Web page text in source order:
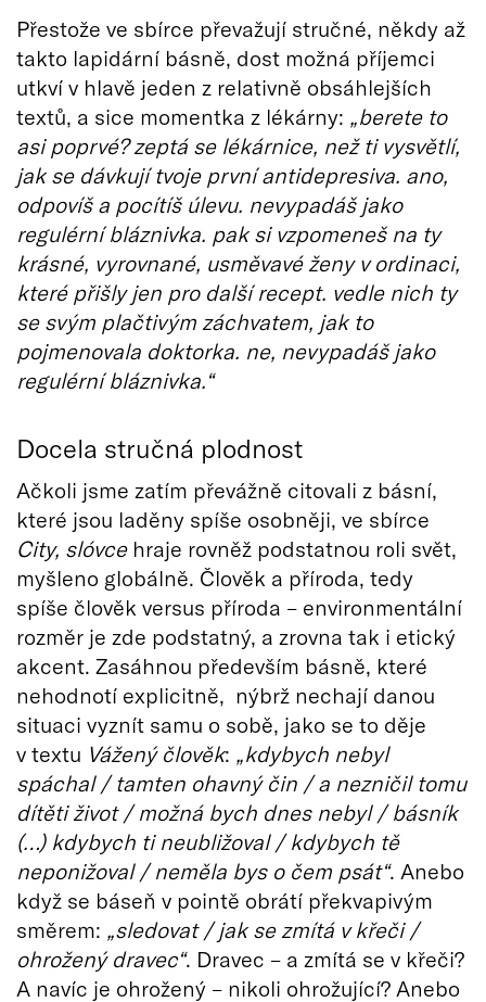
Přestože ve sbírce převažují stručné, někdy až
takto lapidární básně, dost možná příjemci
utkví v hlavě jeden z relativně obsáhlejších
textů, a sice momentka z lékárny: „berete to
asi poprvé? zeptá se lékárnice, než ti vysvětlí,
jak se dávkují tvoje první antidepresiva. ano,
odpovíš a pocítíš úlevu. nevypadáš jako
regulérní bláznivka. pak si vzpomeneš na ty
krásné, vyrovnané, usměvavé ženy v ordinaci,
které přišly jen pro další recept. vedle nich ty
se svým plačtivým záchvatem, jak to
pojmenovala doktorka. ne, nevypadáš jako
regulérní bláznivka.“
Docela stručná plodnost
Ačkoli jsme zatím převážně citovali z básní,
které jsou laděny spíše osobněji, ve sbírce
City, slóvcehraje rovněž podstatnou roli svět,
myšleno globálně. Člověk a příroda, tedy
spíše člověk versus příroda – environmentální
rozměr je zde podstatný, a zrovna tak i etický
akcent. Zasáhnou především básně, které
nehodnotí explicitně, nýbrž nechají danou
situaci vyznít samu o sobě, jako se to děje
v textu Vážený člověk: „kdybych nebyl
spáchal / tamten ohavný čin / a nezničil tomu
dítěti život / možná bych dnes nebyl / básník
(…) kdybych ti neubližoval / kdybych tě
neponižoval / neměla bys o čem psát“. Anebo
když se báseň v pointě obrátí překvapivým
směrem: „sledovat / jak se zmítá v křeči /
ohrožený dravec“. Dravec – a zmítá se v křeči?
A navíc je ohrožený – nikoli ohrožující? Anebo